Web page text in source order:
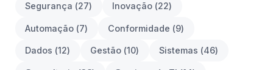
Segurança (27) Inovação (22)
Automação (7) Conformidade (9)
Dados (12) Gestão (10) Sistemas (46)